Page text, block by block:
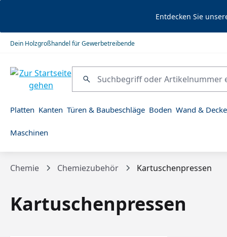
Zur Hauptnavigation springenEntdecken Sie
Dein Holzgroßhandel für Gewerbetreibende
Platten Kanten Türen & Baubeschläge Boden Wand & Decke
Maschinen
Chemie Chemiezubehör Kartuschenpressen
Kartuschenpressen